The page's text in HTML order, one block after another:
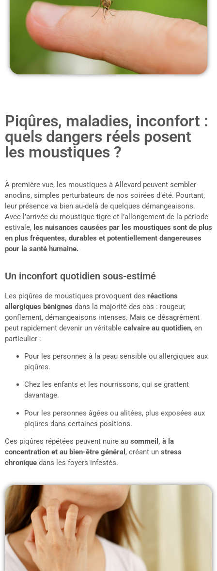
Piqûres, maladies, inconfort :
quels dangers réels posent
les moustiques ?
À première vue, les moustiques à Allevard peuvent sembler
anodins, simples perturbateurs de nos soirées d’été. Pourtant,
leur présence va bien au-delà de quelques démangeaisons.
Avec l’arrivée du moustique tigre et l’allongement de la période
estivale, les nuisances causées par les moustiques sont de plus
en plus fréquentes, durables et potentiellement dangereuses
pour la santé humaine.
Un inconfort quotidien sous-estimé
Les piqûres de moustiques provoquent des réactions
allergiques bénignes dans la majorité des cas : rougeur,
gonflement, démangeaisons intenses. Mais ce désagrément
peut rapidement devenir un véritable calvaire au quotidien, en
particulier :
Pour les personnes à la peau sensible ou allergiques aux
piqûres.
Chez les enfants et les nourrissons, qui se grattent
davantage.
Pour les personnes âgées ou alitées, plus exposées aux
piqûres dans certaines positions.
Ces piqûres répétées peuvent nuire au sommeil, à la
concentration et au bien-être général , créant un stress
chronique dans les foyers infestés.